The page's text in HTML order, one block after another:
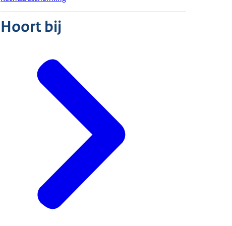
Hoort bij